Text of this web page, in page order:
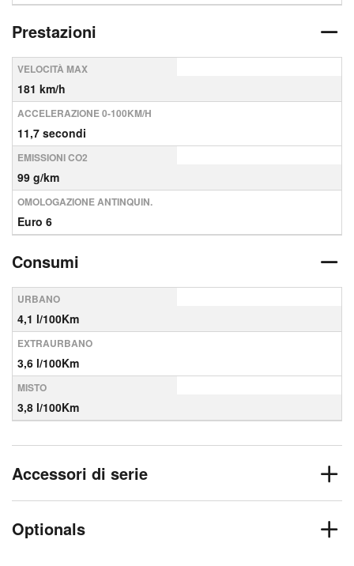
Prestazioni
VELOCITÀ MAX
181 km/h
ACCELERAZIONE 0-100KM/H
11,7 secondi
EMISSIONI CO2
99 g/km
OMOLOGAZIONE ANTINQUIN.
Euro 6
Consumi
URBANO
4,1 l/100Km
EXTRAURBANO
3,6 l/100Km
MISTO
3,8 l/100Km
Accessori di serie
Optionals